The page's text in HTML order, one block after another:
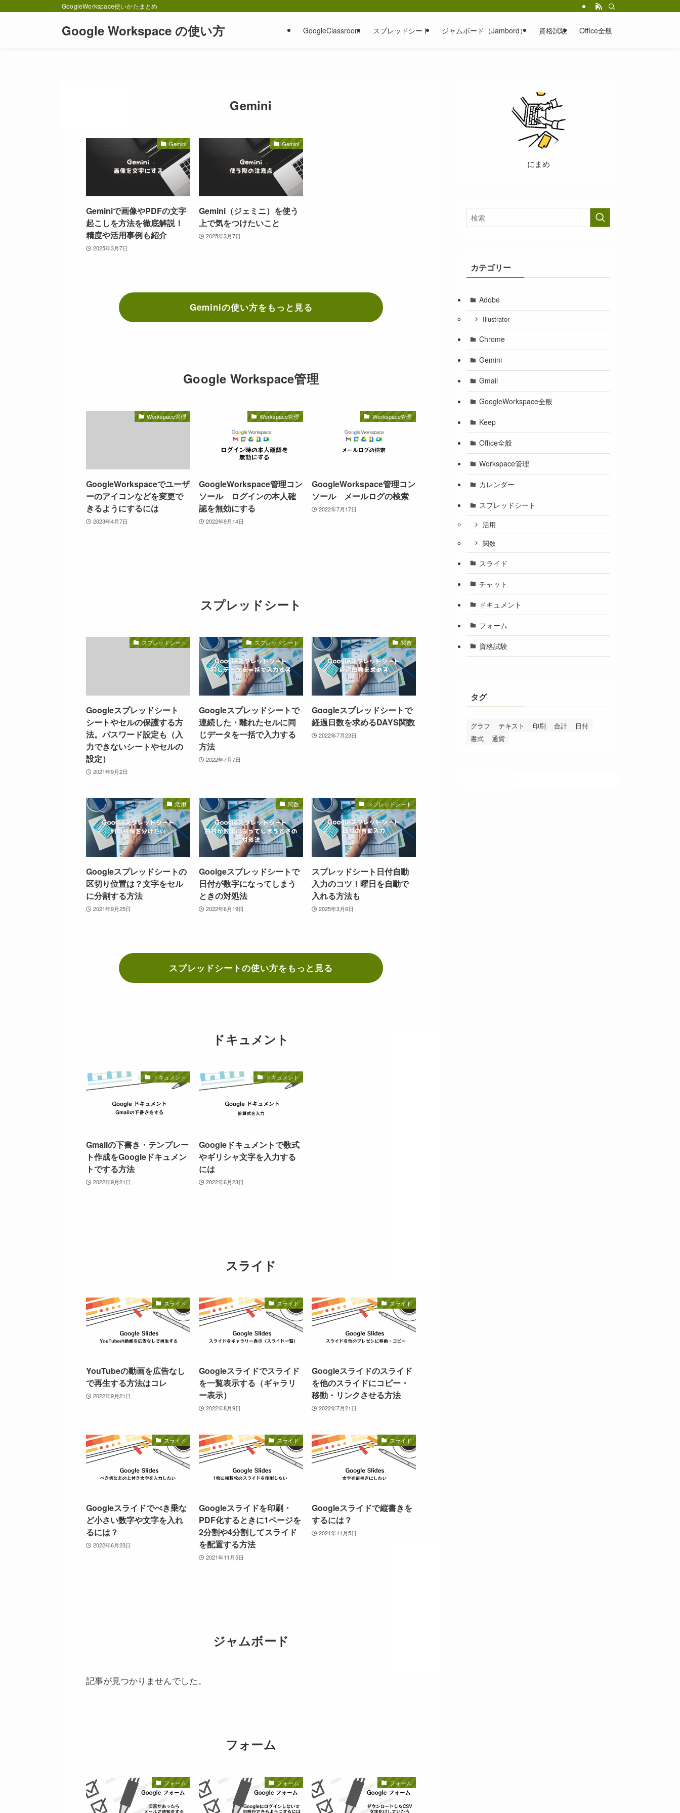
GoogleWorkspace使いかたまとめ
Google Workspace の使い方 GoogleClassroom スプレッドシート ジャムボード（Jambord） 資格試験 Office全般
Gemini
Gemini
Geminiで画像やPDFの文字
起こしを方法を徹底解説！
精度や活用事例も紹介
2025年3月7日
Gemini
Gemini（ジェミニ）を使う
上で気をつけたいこと
2025年3月7日
Geminiの使い方をもっと見る
Google Workspace管理
Workspace管理
GoogleWorkspaceでユーザ
ーのアイコンなどを変更で
きるようにするには
2023年4月7日
Workspace管理
GoogleWorkspace管理コン
ソール ログインの本人確
認を無効にする
2022年9月14日
Workspace管理
GoogleWorkspace管理コン
ソール メールログの検索
2022年7月17日
スプレッドシート
スプレッドシート
Googleスプレッドシート
シートやセルの保護する方
法。パスワード設定も（入
力できないシートやセルの
設定）
2021年9月2日
スプレッドシート
Googleスプレッドシートで
連続した・離れたセルに同
じデータを一括で入力する
方法
2022年7月7日
関数
Googleスプレッドシートで
経過日数を求めるDAYS関数
2022年7月23日
活用
Googleスプレッドシートの
区切り位置は？文字をセル
に分割する方法
2021年9月25日
関数
Goolgeスプレッドシートで
日付が数字になってしまう
ときの対処法
2022年6月19日
スプレッドシート
スプレッドシート日付自動
入力のコツ！曜日を自動で
入れる方法も
2025年3月6日
スプレッドシートの使い方をもっと見る
ドキュメント
ドキュメント
Gmailの下書き・テンプレー
ト作成をGoogleドキュメン
トでする方法
2022年9月21日
ドキュメント
Googleドキュメントで数式
やギリシャ文字を入力する
には
2022年6月23日
スライド
スライド
YouTubeの動画を広告なし
で再生する方法はコレ
2022年9月21日
スライド
Googleスライドでスライド
を一覧表示する（ギャラリ
ー表示）
2022年8月9日
スライド
Googleスライドのスライド
を他のスライドにコピー・
移動・リンクさせる方法
2022年7月21日
スライド
Googleスライドでべき乗な
ど小さい数字や文字を入れ
るには？
2022年6月23日
スライド
Googleスライドを印刷・
PDF化するときに1ページを
2分割や4分割してスライド
を配置する方法
2021年11月5日
スライド
Googleスライドで縦書きを
するには？
2021年11月5日
ジャムボード
記事が見つかりませんでした。
フォーム
フォーム フォーム フォーム
にまめ
カテゴリー
Adobe
Illustrator
Chrome
Gemini
Gmail
GoogleWorkspace全般
Keep
Office全般
Workspace管理
カレンダー
スプレッドシート
活用
関数
スライド
チャット
ドキュメント
フォーム
資格試験
タグ
グラフ テキスト 印刷 合計
日付
書式
通貨